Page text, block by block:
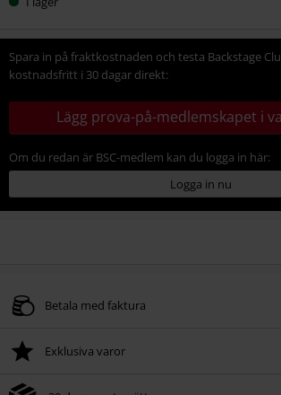
Spara in på fraktkostnaden och testa Backstage
kostnadsfritt i 30 dagar direkt:
Lägg prova-på-medlemskapet i
Om du redan är BSC-medlem kan du logga in här:
Logga in nu
Betala med faktura
Exklusiva varor